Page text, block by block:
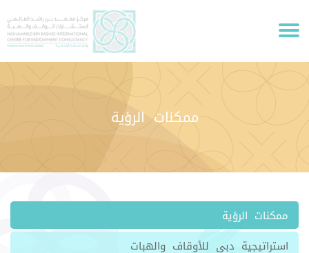
ممكنات الرؤية
ممكنات الرؤية
استراتيجية دبي للأوقاف والهبات